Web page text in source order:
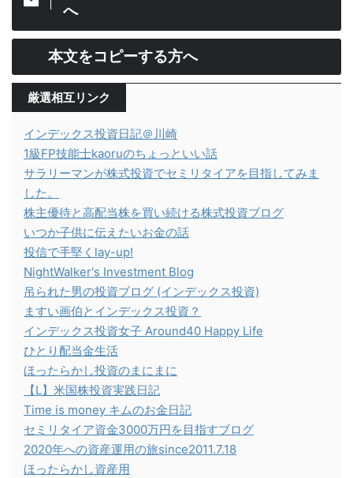
へ
本文をコピーする方へ
厳選相互リンク
インデックス投資日記＠川崎
1級FP技能士kaoruのちょっといい話
サラリーマンが株式投資でセミリタイアを目指してみま
した。
株主優待と高配当株を買い続ける株式投資ブログ
いつか子供に伝えたいお金の話
投信で手堅くlay-up!
NightWalker's Investment Blog
吊られた男の投資ブログ (インデックス投資)
ますい画伯とインデックス投資？
インデックス投資女子 Around40 Happy Life
ひとり配当金生活
ほったらかし投資のまにまに
【L】米国株投資実践日記
Time is money キムのお金日記
セミリタイア資金3000万円を目指すブログ
2020年への資産運用の旅since2011.7.18
ほったらかし資産用